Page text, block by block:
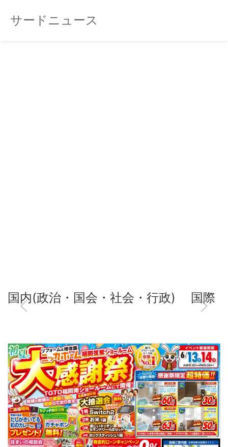
サードニュース
国内(政治・国会・社会・行政) 国際